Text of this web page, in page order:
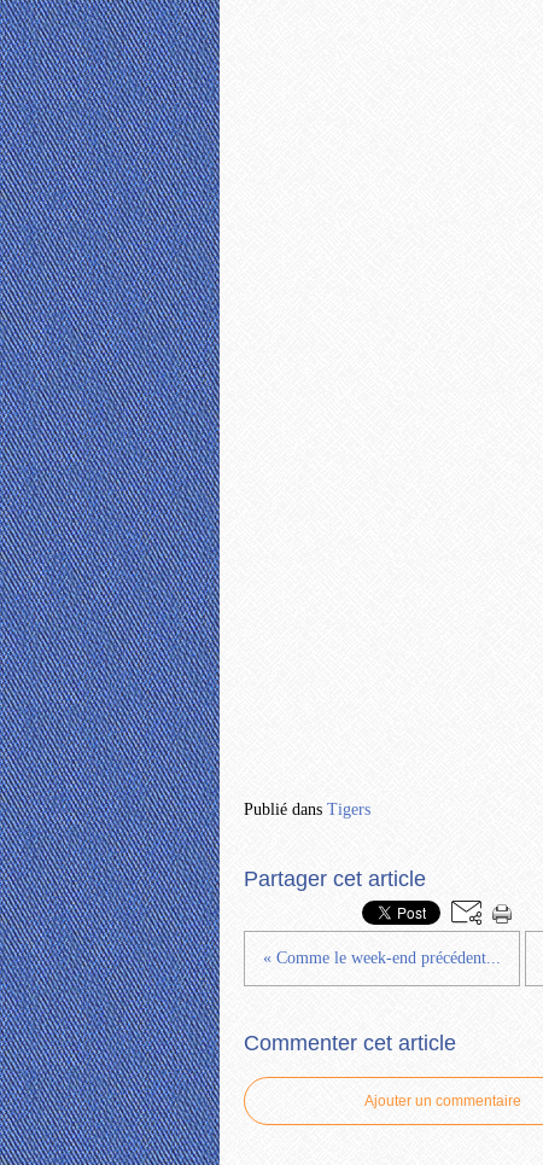
Publié dans Tigers
Partager cet article
« Comme le week-end précédent...
Commenter cet article
Ajouter un commentaire